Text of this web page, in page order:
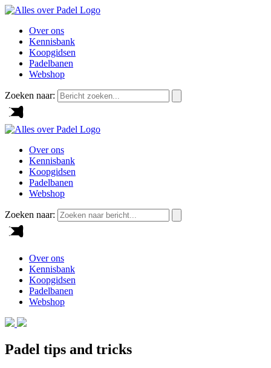
Over ons
Kennisbank
Koopgidsen
Padelbanen
Webshop
Zoeken naar:
Over ons
Kennisbank
Koopgidsen
Padelbanen
Webshop
Zoeken naar:
Over ons
Kennisbank
Koopgidsen
Padelbanen
Webshop
Padel tips and tricks